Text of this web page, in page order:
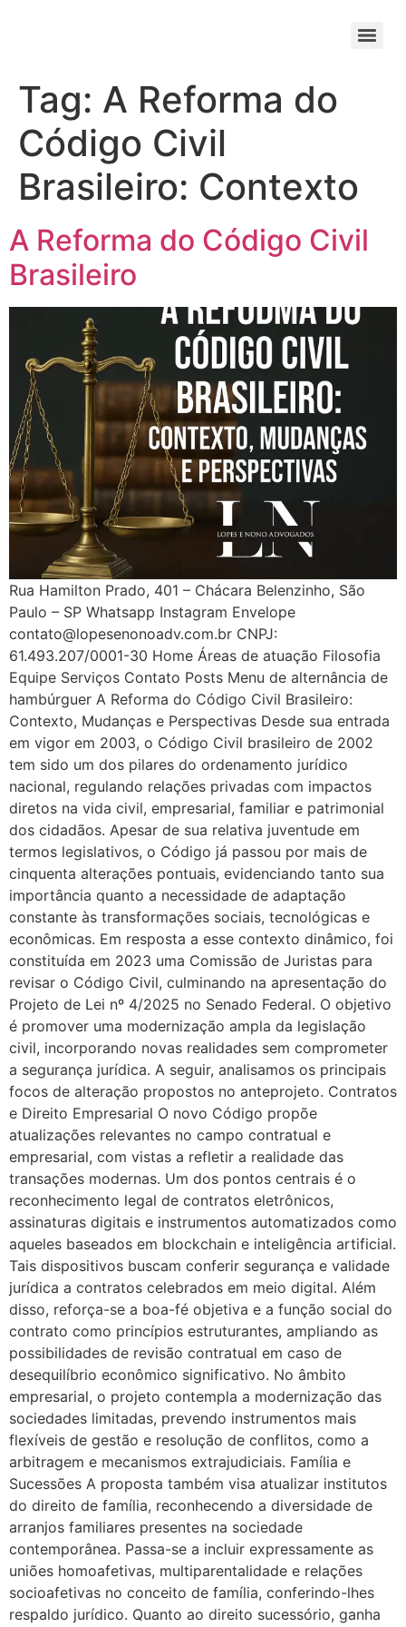
Tag: A Reforma do
Código Civil
Brasileiro: Contexto
A Reforma do Código Civil
Brasileiro
Rua Hamilton Prado, 401 – Chácara Belenzinho, São
Paulo – SP Whatsapp Instagram Envelope
contato@lopesenonoadv.com.br CNPJ:
61.493.207/0001-30 Home Áreas de atuação Filosofia
Equipe Serviços Contato Posts Menu de alternância de
hambúrguer A Reforma do Código Civil Brasileiro:
Contexto, Mudanças e Perspectivas Desde sua entrada
em vigor em 2003, o Código Civil brasileiro de 2002
tem sido um dos pilares do ordenamento jurídico
nacional, regulando relações privadas com impactos
diretos na vida civil, empresarial, familiar e patrimonial
dos cidadãos. Apesar de sua relativa juventude em
termos legislativos, o Código já passou por mais de
cinquenta alterações pontuais, evidenciando tanto sua
importância quanto a necessidade de adaptação
constante às transformações sociais, tecnológicas e
econômicas. Em resposta a esse contexto dinâmico, foi
constituída em 2023 uma Comissão de Juristas para
revisar o Código Civil, culminando na apresentação do
Projeto de Lei nº 4/2025 no Senado Federal. O objetivo
é promover uma modernização ampla da legislação
civil, incorporando novas realidades sem comprometer
a segurança jurídica. A seguir, analisamos os principais
focos de alteração propostos no anteprojeto. Contratos
e Direito Empresarial O novo Código propõe
atualizações relevantes no campo contratual e
empresarial, com vistas a refletir a realidade das
transações modernas. Um dos pontos centrais é o
reconhecimento legal de contratos eletrônicos,
assinaturas digitais e instrumentos automatizados como
aqueles baseados em blockchain e inteligência artificial.
Tais dispositivos buscam conferir segurança e validade
jurídica a contratos celebrados em meio digital. Além
disso, reforça-se a boa-fé objetiva e a função social do
contrato como princípios estruturantes, ampliando as
possibilidades de revisão contratual em caso de
desequilíbrio econômico significativo. No âmbito
empresarial, o projeto contempla a modernização das
sociedades limitadas, prevendo instrumentos mais
flexíveis de gestão e resolução de conflitos, como a
arbitragem e mecanismos extrajudiciais. Família e
Sucessões A proposta também visa atualizar institutos
do direito de família, reconhecendo a diversidade de
arranjos familiares presentes na sociedade
contemporânea. Passa-se a incluir expressamente as
uniões homoafetivas, multiparentalidade e relações
socioafetivas no conceito de família, conferindo-lhes
respaldo jurídico. Quanto ao direito sucessório, ganha